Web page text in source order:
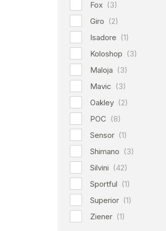
Fox (3)
Giro (2)
Isadore (1)
Koloshop (3)
Maloja (3)
Mavic (3)
Oakley (2)
POC (8)
Sensor (1)
Shimano (3)
Silvini (42)
Sportful (1)
Superior (1)
Ziener (1)